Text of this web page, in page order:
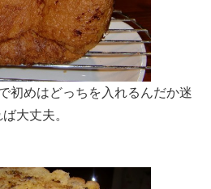
初めはどっちを入れるんだか迷
大丈夫。